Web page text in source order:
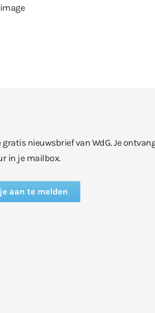
nieuwsbrief van WdG. Je
in je mailbox.
aan te melden